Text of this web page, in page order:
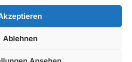
Ablehnen
Trinkwassersysteme e.K | Alle
|Impressum